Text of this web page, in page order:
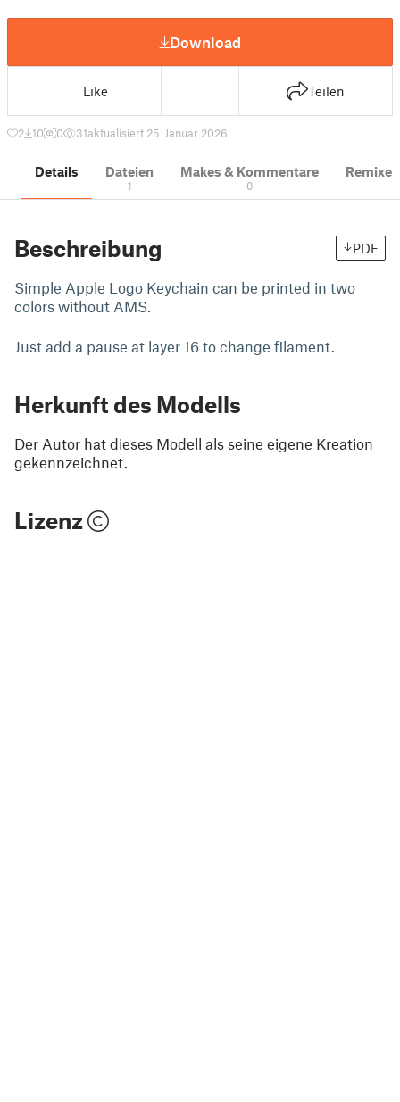
Download
Like Teilen
2 10 0 31aktualisiert 25. Januar 2026
Details Dateien
1
Makes & Kommentare
0
Remixe
Beschreibung PDF
Simple Apple Logo Keychain can be printed in two
colors without AMS.
Just add a pause at layer 16 to change filament.
Herkunft des Modells
Der Autor hat dieses Modell als seine eigene Kreation
gekennzeichnet.
Lizenz